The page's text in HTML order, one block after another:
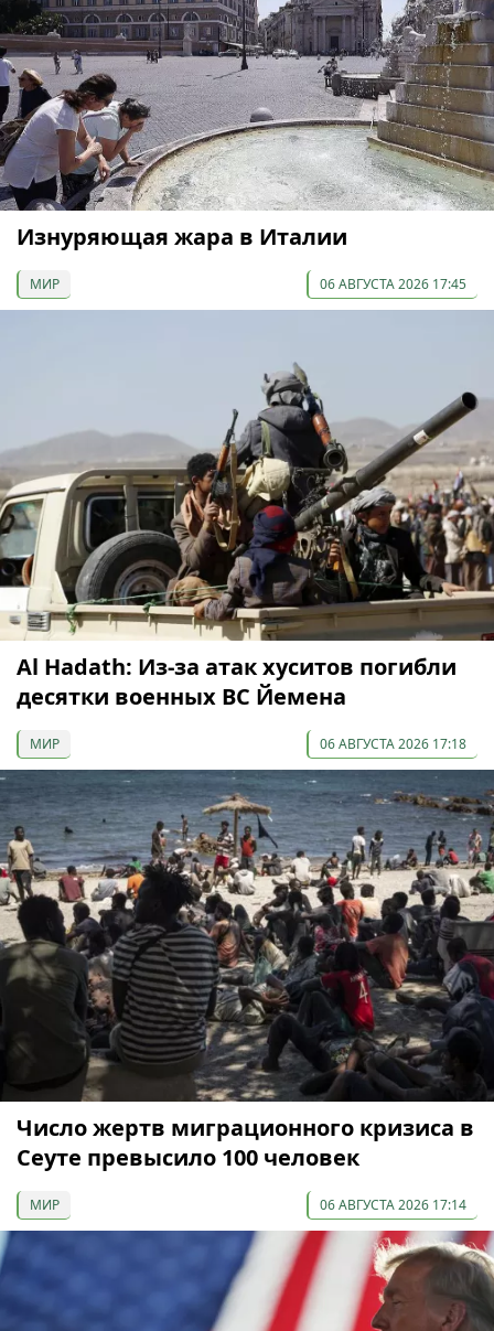
Изнуряющая жара в Италии
МИР 06 АВГУСТА 2026 17:45
Al Hadath: Из-за атак хуситов погибли
десятки военных ВС Йемена
МИР 06 АВГУСТА 2026 17:18
Число жертв миграционного кризиса в
Сеуте превысило 100 человек
МИР 06 АВГУСТА 2026 17:14